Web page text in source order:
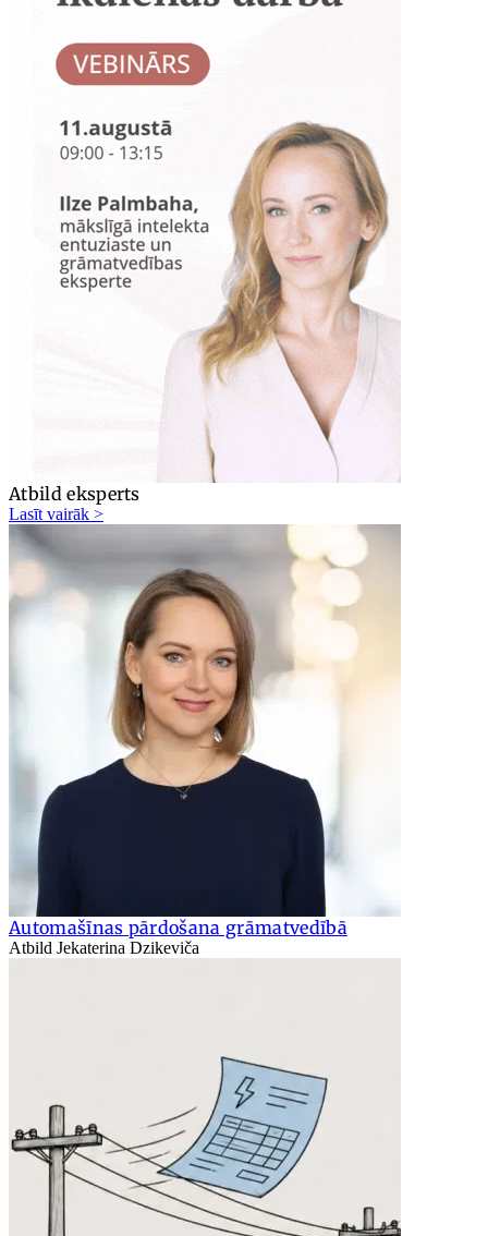
Atbild eksperts
Lasīt vairāk >
Automašīnas pārdošana grāmatvedībā
Atbild Jekaterina Dzikeviča